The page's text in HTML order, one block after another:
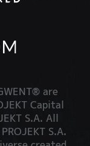
are
Capital
S.A. All
S.A.